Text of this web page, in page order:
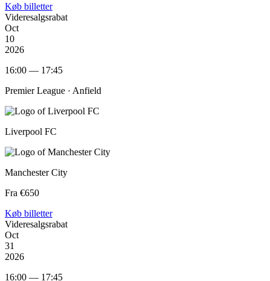
Køb billetter
Videresalgsrabat
Oct
10
2026
16:00 — 17:45
Premier League · Anfield
Liverpool FC
Manchester City
Fra €650
Køb billetter
Videresalgsrabat
Oct
31
2026
16:00 — 17:45